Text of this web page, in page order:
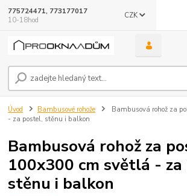
CZK
775724471, 773177017
10-18hod
Úvod Bambusové rohože
Bambusová rohož za
- za postel, stěnu i balkon
Bambusová rohož za
100x300 cm světlá -
stěnu i balkon